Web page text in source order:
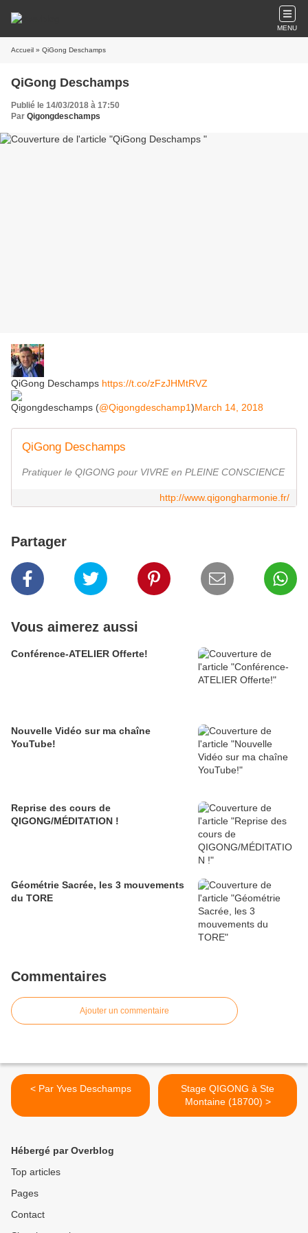
MENU
Accueil » QiGong Deschamps
QiGong Deschamps
Publié le 14/03/2018 à 17:50
Par Qigongdeschamps
QiGong Deschamps https://t.co/zFzJHMtRVZ
Qigongdeschamps (@Qigongdeschamp1)March 14, 2018
QiGong Deschamps
Pratiquer le QIGONG pour VIVRE en PLEINE CONSCIENCE
http://www.qigongharmonie.fr/
Partager
Vous aimerez aussi
Conférence-ATELIER Offerte!
Nouvelle Vidéo sur ma chaîne
YouTube!
Reprise des cours de
QIGONG/MÉDITATION !
Géométrie Sacrée, les 3 mouvements
du TORE
Commentaires
Ajouter un commentaire
< Par Yves Deschamps
Stage QIGONG à Ste
Montaine (18700) >
Hébergé par Overblog
Top articles
Pages
Contact